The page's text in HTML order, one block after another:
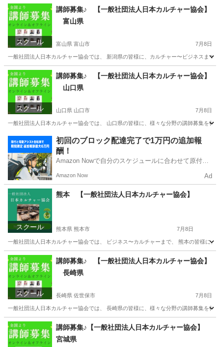
スクール
講師募集♪ 【一般社団法人日本カルチャー協会】
富山県
富山県 富山市 7月8日
一般社団法人日本カルチャー協会では、 新潟県の皆様に、カルチャー〜ビジネスま
富山 富山市 ものづくり
スクール
講師募集♪ 【一般社団法人日本カルチャー協会】
山口県
山口県 山口市 7月8日
一般社団法人日本カルチャー協会では、 山口県の皆様に、様々な分野の講師募集を
資格
初回のブロック配達完了で1万円の追加報
酬！
Amazon Nowで自分のスケジュールに合わせて原付や
う！
Amazon Now Ad
スクール
熊本 【一般社団法人日本カルチャー協会】
熊本県 熊本市 7月8日
一般社団法人日本カルチャー協会では、 ビジネス〜カルチャーまで、 熊本の皆様に
熊本 熊本市 生活知識 熊本 生活知識 カルチャー
スクール
講師募集♪ 【一般社団法人日本カルチャー協会】
長崎県
長崎県 佐世保市 7月8日
一般社団法人日本カルチャー協会では、 長崎県の皆様に、様々な分野の講師募集を
長崎 佐世保市 生活知識 オンライン
講師募集♪【一般社団法人日本カルチャー協会】
宮城県